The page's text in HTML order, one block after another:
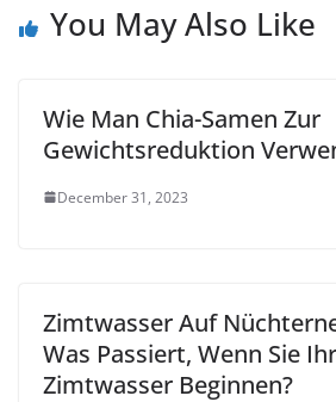
You May Also Like
Wie Man Chia-Samen Zur
Gewichtsreduktion
December 31, 2023
Zimtwasser Auf
Was Passiert, Wenn Sie
Zimtwasser Beginnen?